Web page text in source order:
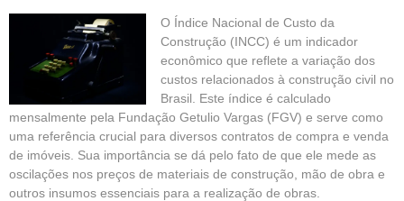
O Índice Nacional de Custo da
Construção (INCC) é um indicador
econômico que reflete a variação dos
custos relacionados à construção civil no
Brasil. Este índice é calculado
mensalmente pela Fundação Getulio Vargas (FGV) e serve como
uma referência crucial para diversos contratos de compra e venda
de imóveis. Sua importância se dá pelo fato de que ele mede as
oscilações nos preços de materiais de construção, mão de obra e
outros insumos essenciais para a realização de obras.